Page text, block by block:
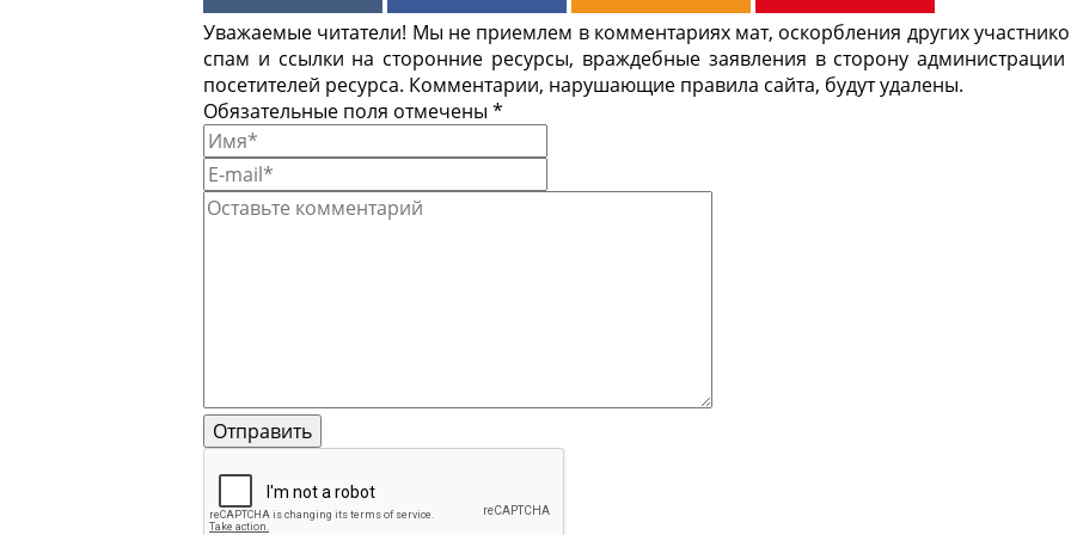
Уважаемые читатели! Мы не приемлем в комментариях мат, оскорбления других
спам и ссылки на сторонние ресурсы, враждебные заявления в сторону
посетителей ресурса. Комментарии, нарушающие правила сайта, будут удалены.
Обязательные поля отмечены *